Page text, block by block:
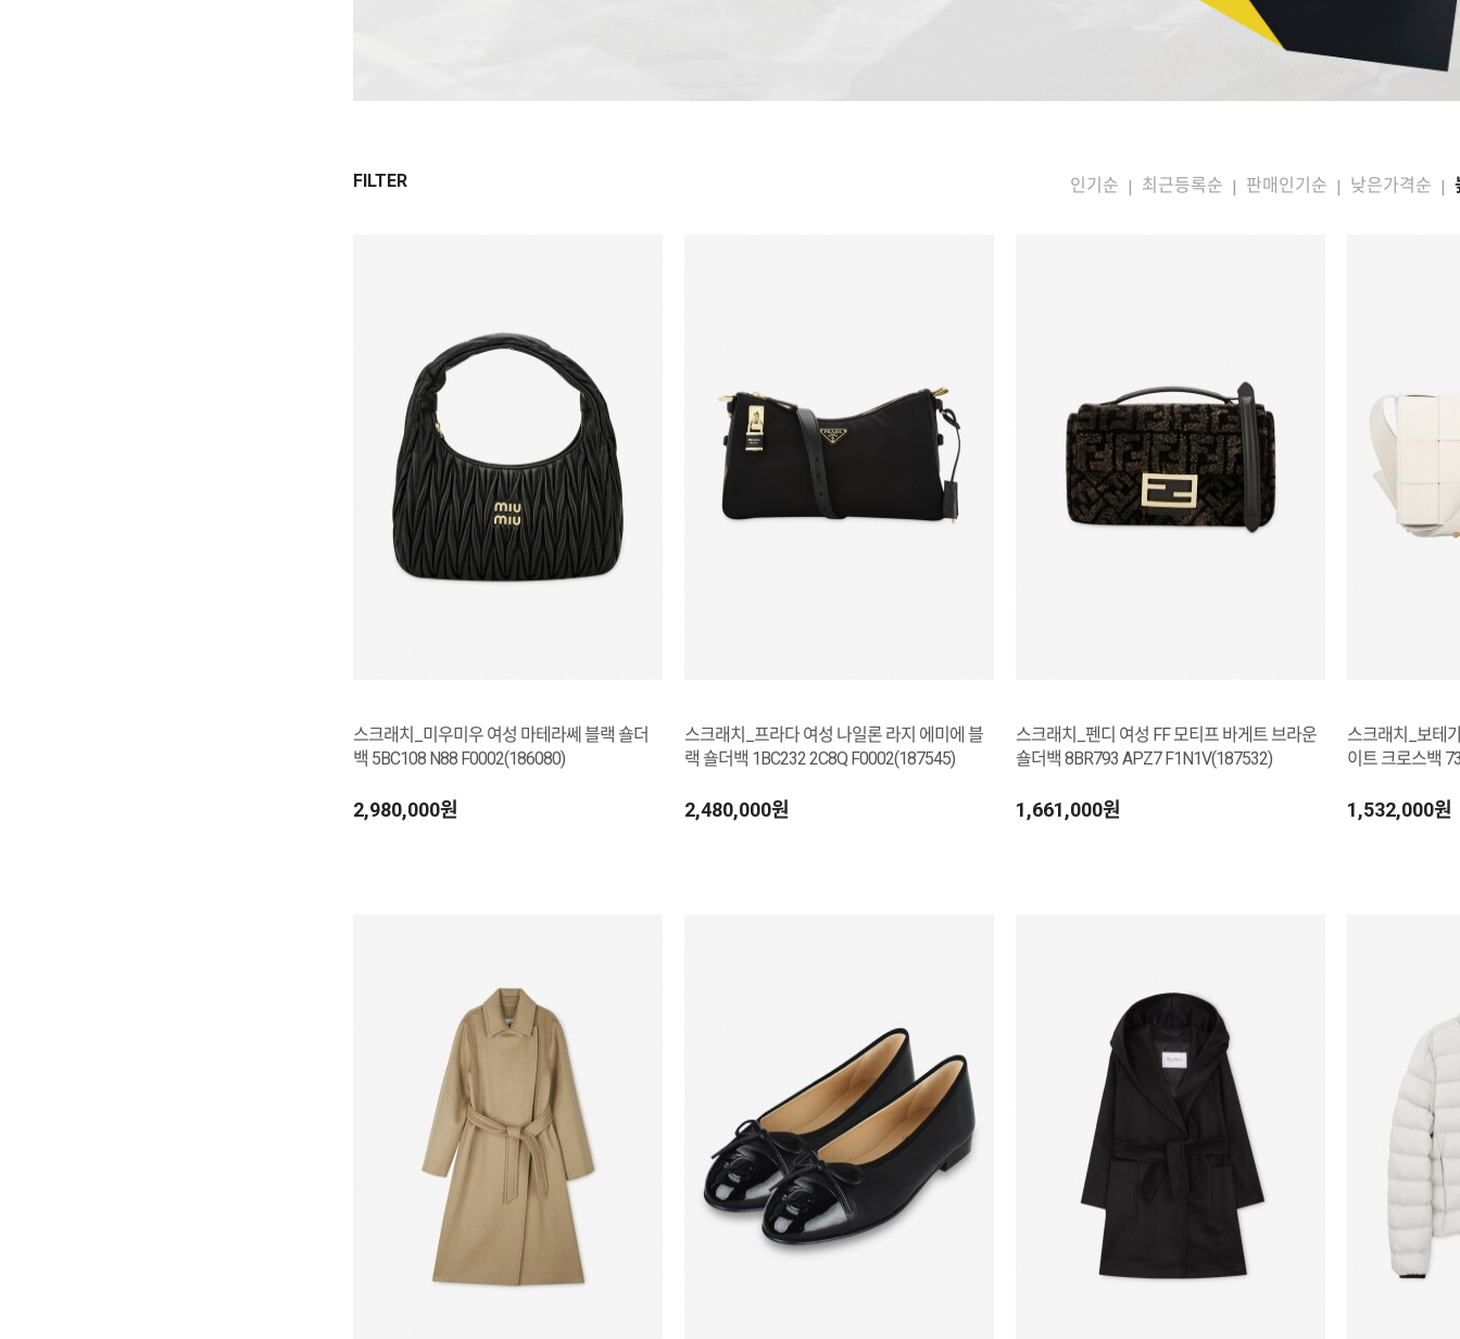
FILTER 인기순 | 최근등록순 | 판매인기순 | 낮은가격순 |
스크래치_미우미우 여성 마테라쎄 블랙 숄더
백 5BC108 N88 F0002(186080)
2,980,000원
스크래치_프라다 여성 나일론 라지 에미에 블
랙 숄더백 1BC232 2C8Q F0002(187545)
2,480,000원
스크래치_펜디 여성 FF 모티프 바게트 브라운
숄더백 8BR793 APZ7 F1N1V(187532)
1,661,000원
스크래치_보테
이트 크로스백
1,532,000원